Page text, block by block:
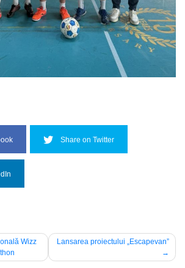
Share on Twitter
Wizz
Lansarea proiectului „Escapevan”